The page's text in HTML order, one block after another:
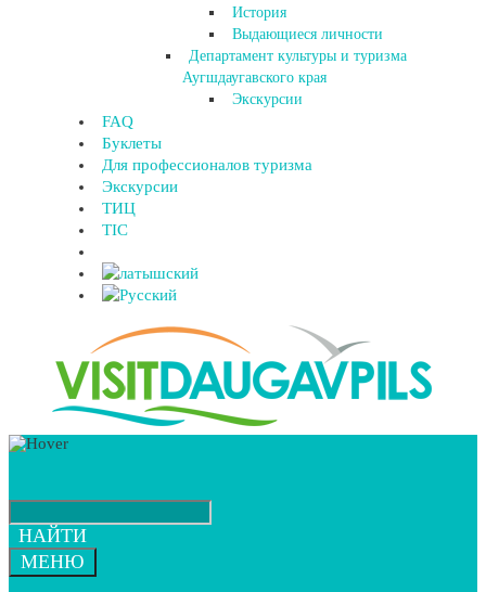
История
Выдающиеся личности
Департамент культуры и туризма
Аугшдаугавского края
Экскурсии
FAQ
Буклеты
Для профессионалов туризма
Экскурсии
ТИЦ
TIC
НАЙТИ
МЕНЮ